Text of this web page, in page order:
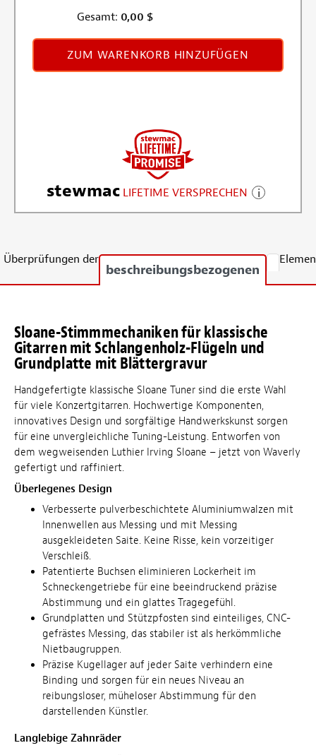
Gesamt: 0,00 $
ZUM WARENKORB HINZUFÜGEN
stewmac LIFETIME VERSPRECHEN
Überprüfungen der
beschreibungsbezogenen
Sloane-Stimmmechaniken für klassische
Gitarren mit Schlangenholz-Flügeln und
Grundplatte mit Blättergravur
Handgefertigte klassische Sloane Tuner sind die erste Wahl
für viele Konzertgitarren. Hochwertige Komponenten,
innovatives Design und sorgfältige Handwerkskunst sorgen
für eine unvergleichliche Tuning-Leistung. Entworfen von
dem wegweisenden Luthier Irving Sloane – jetzt von Waverly
gefertigt und raffiniert.
Überlegenes Design
Verbesserte pulverbeschichtete Aluminiumwalzen mit
Innenwellen aus Messing und mit Messing
ausgekleideten Saite. Keine Risse, kein vorzeitiger
Verschleiß.
Patentierte Buchsen eliminieren Lockerheit im
Schneckengetriebe für eine beeindruckend präzise
Abstimmung und ein glattes Tragegefühl.
Grundplatten und Stützpfosten sind einteiliges, CNC-
gefrästes Messing, das stabiler ist als herkömmliche
Nietbaugruppen.
Präzise Kugellager auf jeder Saite verhindern eine
Binding und sorgen für ein neues Niveau an
reibungsloser, müheloser Abstimmung für den
darstellenden Künstler.
Langlebige Zahnräder